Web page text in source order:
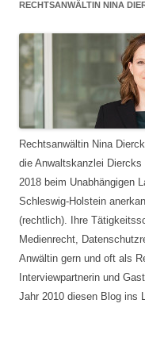
RECHTSANWÄLTIN NINA
Rechtsanwältin Nina
die Anwaltskanzlei
2018 beim Unabhängigen
Schleswig-Holstein
(rechtlich). Ihre
Medienrecht,
Anwältin gern und oft als
Interviewpartnerin und
Jahr 2010 diesen Blog ins